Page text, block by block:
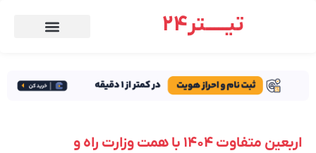
تیـــــتر24
اربعین متفاوت ۱۴۰۴ با همت وزارت راه و